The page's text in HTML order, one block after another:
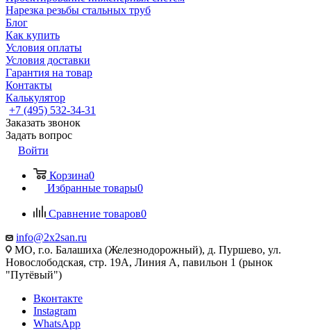
Нарезка резьбы стальных труб
Блог
Как купить
Условия оплаты
Условия доставки
Гарантия на товар
Контакты
Калькулятор
+7 (495) 532‑34‑31
Заказать звонок
Задать вопрос
Войти
Корзина0
Избранные товары0
Сравнение товаров0
info@2x2san.ru
МО, г.о. Балашиха (Железнодорожный), д. Пуршево, ул.
Новослободская, стр. 19А, Линия А, павильон 1 (рынок
"Путёвый")
Вконтакте
Instagram
WhatsApp